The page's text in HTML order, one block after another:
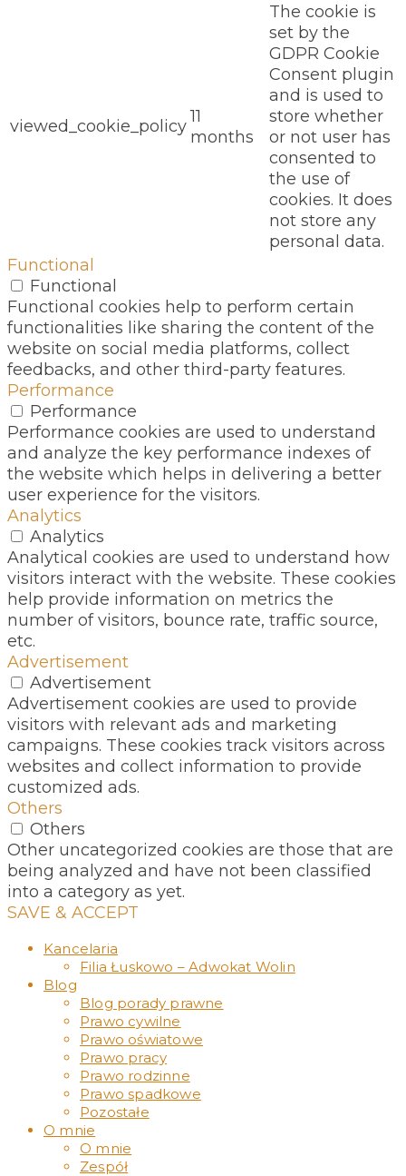
viewed_cookie_policy11
months
The cookie is
set by the
GDPR Cookie
Consent plugin
and is used to
store whether
or not user has
consented to
the use of
cookies. It does
not store any
personal data.
Functional
Functional
Functional cookies help to perform certain
functionalities like sharing the content of the
website on social media platforms, collect
feedbacks, and other third-party features.
Performance
Performance
Performance cookies are used to understand
and analyze the key performance indexes of
the website which helps in delivering a better
user experience for the visitors.
Analytics
Analytics
Analytical cookies are used to understand how
visitors interact with the website. These cookies
help provide information on metrics the
number of visitors, bounce rate, traffic source,
etc.
Advertisement
Advertisement
Advertisement cookies are used to provide
visitors with relevant ads and marketing
campaigns. These cookies track visitors across
websites and collect information to provide
customized ads.
Others
Others
Other uncategorized cookies are those that are
being analyzed and have not been classified
into a category as yet.
SAVE & ACCEPT
Kancelaria
Filia Łuskowo – Adwokat Wolin
Blog
Blog porady prawne
Prawo cywilne
Prawo oświatowe
Prawo pracy
Prawo rodzinne
Prawo spadkowe
Pozostałe
O mnie
O mnie
Zespół